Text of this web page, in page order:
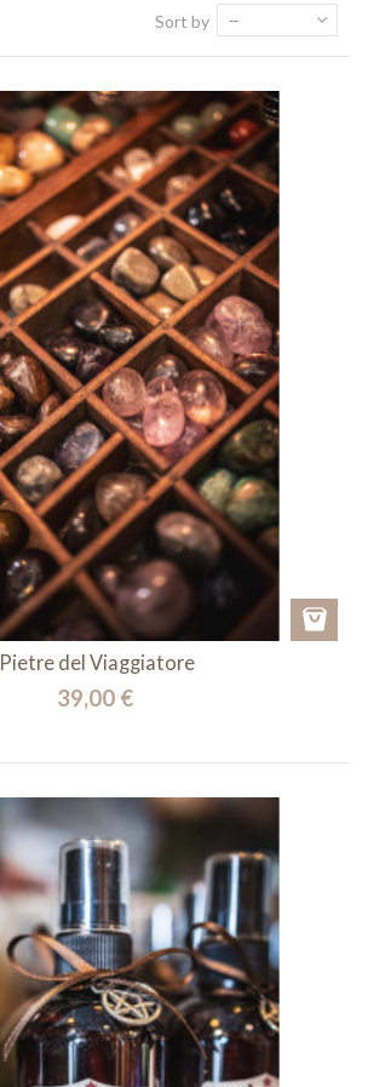
Sort by --
Pietre del Viaggiatore
39,00 €